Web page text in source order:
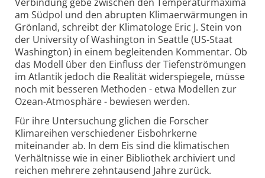
am Südpol und den abrupten Klimaerwärmungen in
Grönland, schreibt der Klimatologe Eric J. Stein von
der University of Washington in Seattle (US-Staat
Washington) in einem begleitenden Kommentar. Ob
das Modell über den Einfluss der Tiefenströmungen
im Atlantik jedoch die Realität widerspiegele, müsse
noch mit besseren Methoden - etwa Modellen zur
Ozean-Atmosphäre - bewiesen werden.
Für ihre Untersuchung glichen die Forscher
Klimareihen verschiedener Eisbohrkerne
miteinander ab. In dem Eis sind die klimatischen
Verhältnisse wie in einer Bibliothek archiviert und
reichen mehrere zehntausend Jahre zurück.